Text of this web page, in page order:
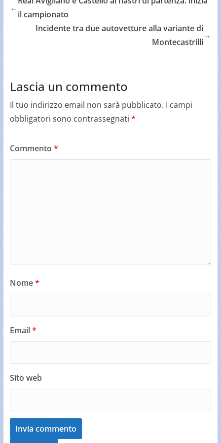
←
il campionato
Incidente tra due autovetture alla variante di
Montecastrilli
→
Lascia un commento
Il tuo indirizzo email non sarà pubblicato. I campi
obbligatori sono contrassegnati *
Commento *
Nome*
Email*
Sito web